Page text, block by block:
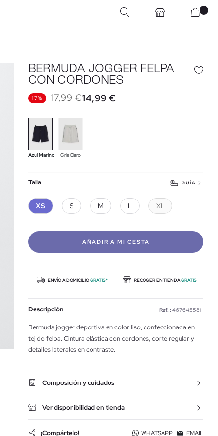
BERMUDA JOGGER FELPA
CON CORDONES
17% 17,99 €14,99 €
Azul Marino Gris Claro
Talla GUÍA
XS S M L XL
AÑADIR A MI CESTA
ENVÍO A DOMICILIOGRATIS* RECOGER EN TIENDAGRATIS
Descripción Ref. : 467645581
Bermuda jogger deportiva en color liso, confeccionada en
tejido felpa. Cintura elástica con cordones, corte regular y
detalles laterales en contraste.
Composición y cuidados
Ver disponibilidad en tienda
¡Compártelo! WHATSAPP EMAIL